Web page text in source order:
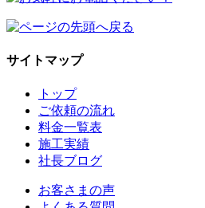
サイトマップ
トップ
ご依頼の流れ
料金一覧表
施工実績
社長ブログ
お客さまの声